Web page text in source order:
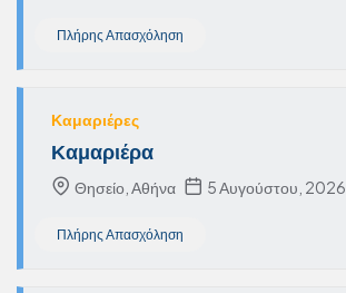
Πλήρης Απασχόληση
Καμαριέρες
Καμαριέρα
Θησείο, Αθήνα 5 Αυγούστου, 2026
Πλήρης Απασχόληση